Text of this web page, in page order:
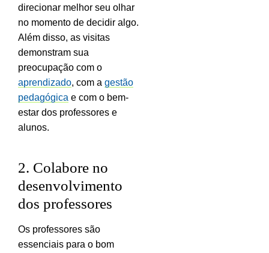
direcionar melhor seu olhar
no momento de decidir algo.
Além disso, as visitas
demonstram sua
preocupação com o
aprendizado, com a gestão
pedagógica e com o bem-
estar dos professores e
alunos.
2. Colabore no
desenvolvimento
dos professores
Os professores são
essenciais para o bom